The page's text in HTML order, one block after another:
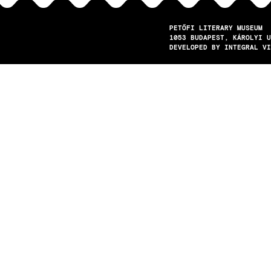
PETŐFI LITERARY MUSEUM
1053
BUDAPEST
KÁROLYI
DEVELOPED BY INTEGRAL